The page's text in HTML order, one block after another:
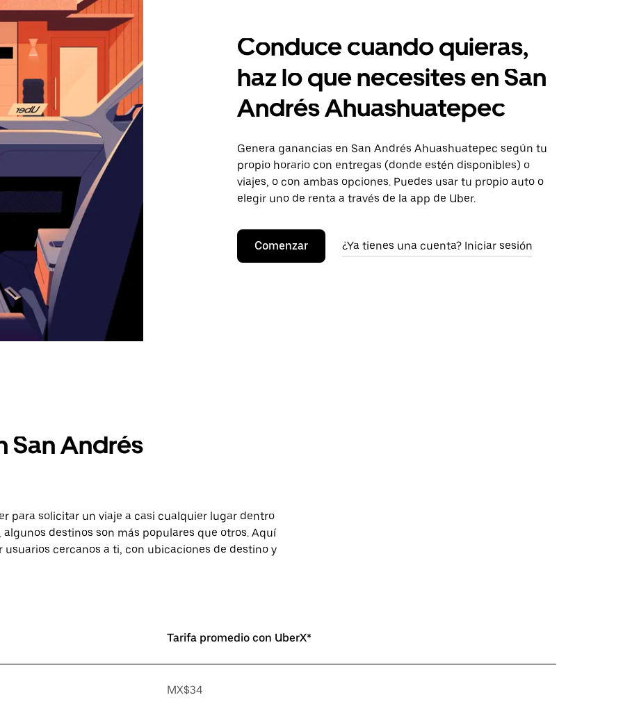
Conduce cuando quieras,
haz lo que necesites en San
Andrés Ahuashuatepec
Genera ganancias en San Andrés Ahuashuatepec según tu
propio horario con entregas (donde estén disponibles) o
viajes, o con ambas opciones. Puedes usar tu propio auto o
elegir uno de renta a través de la app de Uber.
Comenzar ¿Ya tienes una cuenta? Iniciar sesión
San Andrés
para solicitar un viaje a casi cualquier lugar dentro
destinos son más populares que otros. Aquí
cercanos a ti, con ubicaciones de destino y
Tarifa promedio con UberX*
MX$34